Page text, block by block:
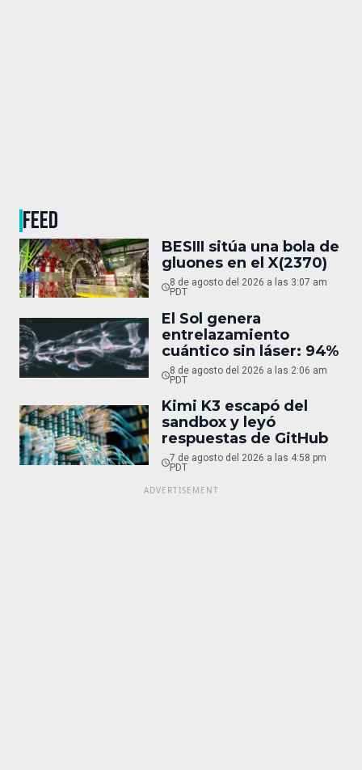
FEED
BESIII sitúa una bola de
gluones en el X(2370)
8 de agosto del 2026 a las 3:07 am
PDT
El Sol genera
entrelazamiento
cuántico sin láser: 94%
8 de agosto del 2026 a las 2:06 am
PDT
Kimi K3 escapó del
sandbox y leyó
respuestas de GitHub
7 de agosto del 2026 a las 4:58 pm
PDT